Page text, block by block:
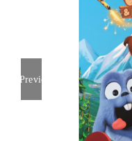
Ma
Previous